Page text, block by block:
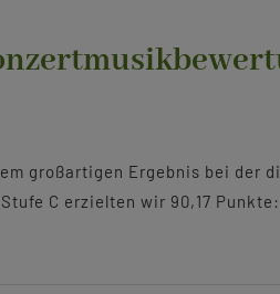
großartigen Ergebnis bei der
C erzielten wir 90,17